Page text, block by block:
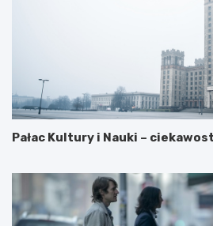
Pałac Kultury i Nauki –